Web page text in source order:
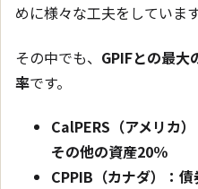
めに様々な工夫をしています
その中でも、 GPIFとの最大
率です。
CalPERS（アメリカ
その他の資産20％
CPPIB（カナダ）：